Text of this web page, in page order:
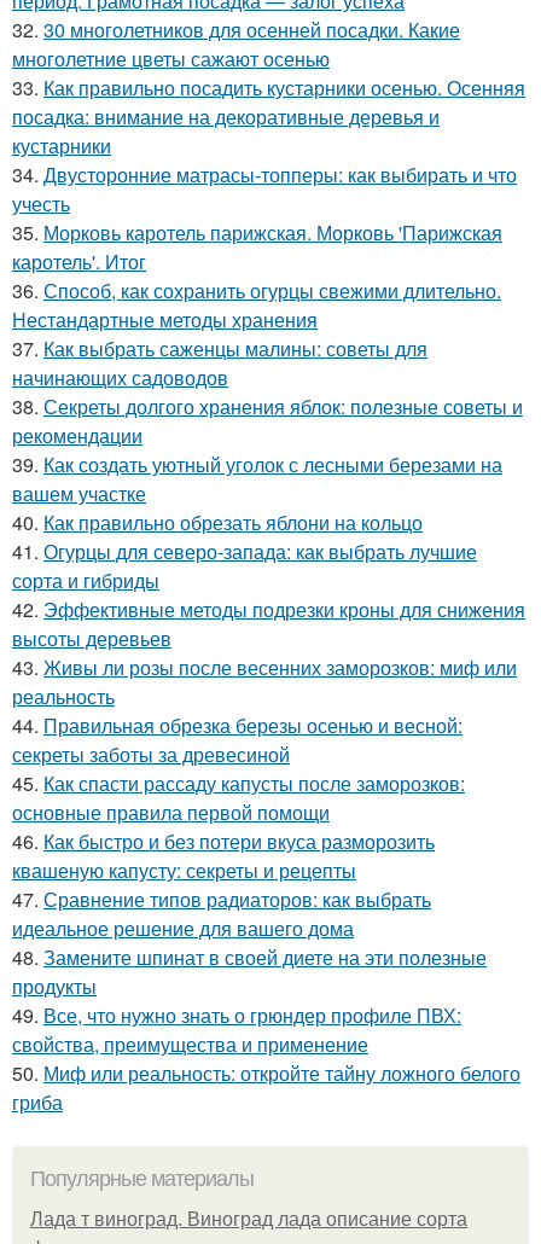
32. 30 многолетников для осенней посадки. Какие
многолетние цветы сажают осенью
33. Как правильно посадить кустарники осенью. Осенняя
посадка: внимание на декоративные деревья и
кустарники
34. Двусторонние матрасы-топперы: как выбирать и что
учесть
35. Морковь каротель парижская. Морковь 'Парижская
каротель'. Итог
36. Способ, как сохранить огурцы свежими длительно.
Нестандартные методы хранения
37. Как выбрать саженцы малины: советы для
начинающих садоводов
38. Секреты долгого хранения яблок: полезные советы и
рекомендации
39. Как создать уютный уголок с лесными березами на
вашем участке
40. Как правильно обрезать яблони на кольцо
41. Огурцы для северо-запада: как выбрать лучшие
сорта и гибриды
42. Эффективные методы подрезки кроны для снижения
высоты деревьев
43. Живы ли розы после весенних заморозков: миф или
реальность
44. Правильная обрезка березы осенью и весной:
секреты заботы за древесиной
45. Как спасти рассаду капусты после заморозков:
основные правила первой помощи
46. Как быстро и без потери вкуса разморозить
квашеную капусту: секреты и рецепты
47. Сравнение типов радиаторов: как выбрать
идеальное решение для вашего дома
48. Замените шпинат в своей диете на эти полезные
продукты
49. Все, что нужно знать о грюндер профиле ПВХ:
свойства, преимущества и применение
50. Миф или реальность: откройте тайну ложного белого
гриба
Популярные материалы
Лада т виноград. Виноград лада описание сорта